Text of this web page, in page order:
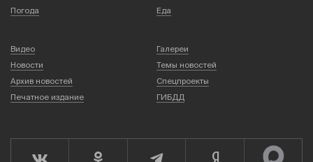
Погода
Еда
Видео
Галереи
Новости
Темы новостей
Архив новостей
Спецпроекты
Печатное издание
ГИБДД